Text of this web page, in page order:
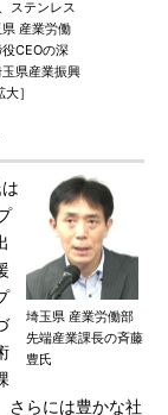
ステンレス
産業労働
CEOの深
県産業振興
］
埼玉県 産業労働部
先端産業課長の斉藤
豊氏
さらには豊かな社